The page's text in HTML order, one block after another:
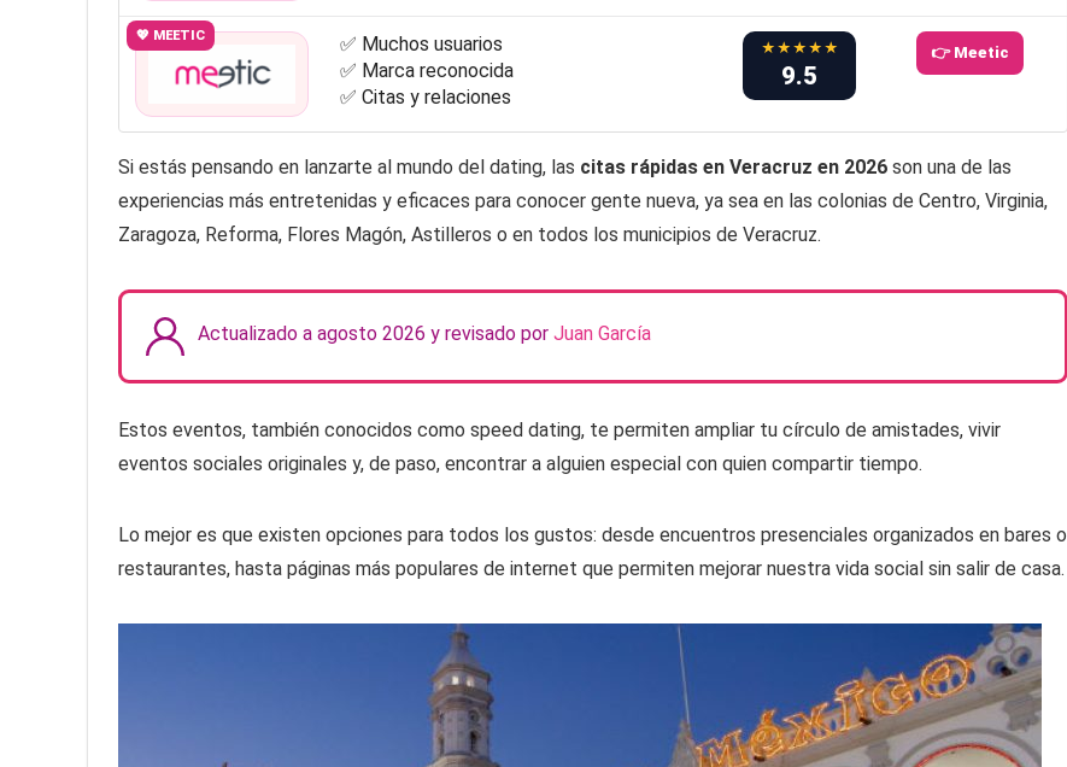
💖 MEETIC
✅ Muchos usuarios
✅ Marca reconocida
✅ Citas y relaciones
★★★★★
9.5
👉 Meetic
Si estás pensando en lanzarte al mundo del dating, las citas rápidas en Veracruz en 2026 son una de las
experiencias más entretenidas y eficaces para conocer gente nueva, ya sea en las colonias de Centro, Virginia,
Zaragoza, Reforma, Flores Magón, Astilleros o en todos los municipios de Veracruz.
Actualizado a agosto 2026 y revisado por Juan García
Estos eventos, también conocidos como speed dating, te permiten ampliar tu círculo de amistades, vivir
eventos sociales originales y, de paso, encontrar a alguien especial con quien compartir tiempo.
Lo mejor es que existen opciones para todos los gustos: desde encuentros presenciales organizados en bares o
restaurantes, hasta páginas más populares de internet que permiten mejorar nuestra vida social sin salir de casa.